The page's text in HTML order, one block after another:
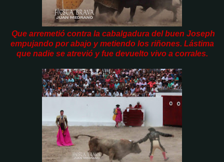
Que arremetió contra la cabalgadura del buen Joseph
empujando por abajo y metiendo los riñones. Lástima
que nadie se atrevió y fue devuelto vivo a corrales.